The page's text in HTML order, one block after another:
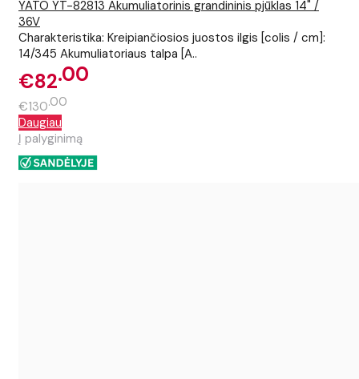
YATO YT-82813 Akumuliatorinis grandininis pjūklas 14" /
36V
Charakteristika: Kreipiančiosios juostos ilgis [colis / cm]:
14/345 Akumuliatoriaus talpa [A..
€82 00
€130 00
Daugiau
Į palyginimą